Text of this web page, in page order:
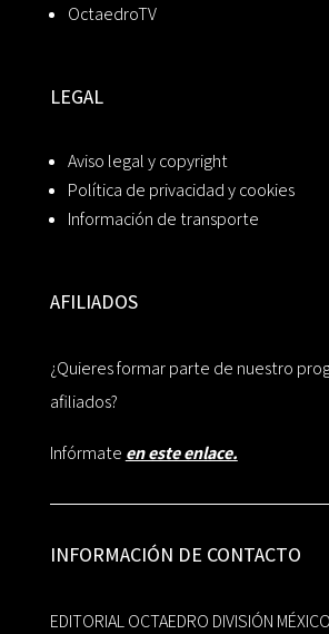
OctaedroTV
LEGAL
Aviso legal y copyright
Política de privacidad y cookies
Información de transporte
AFILIADOS
¿Quieres formar parte de nuestro
afiliados?
Infórmate en este enlace.
INFORMACIÓN DE CONTACTO
EDITORIAL OCTAEDRO DIVISIÓN MÉXICO